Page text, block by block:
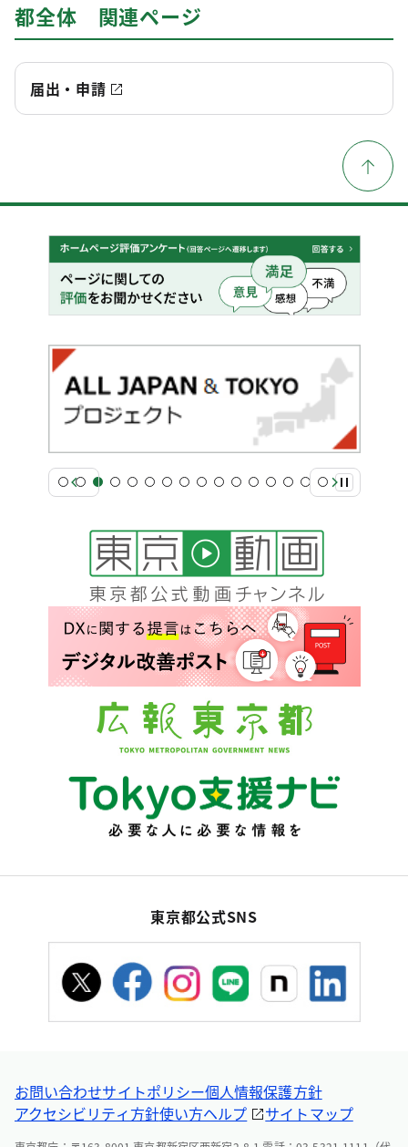
都全体 関連ページ
届出・申請
東京都公式SNS
お問い合わせサイトポリシー個人情報保護方針
アクセシビリティ方針使い方ヘルプ サイトマップ